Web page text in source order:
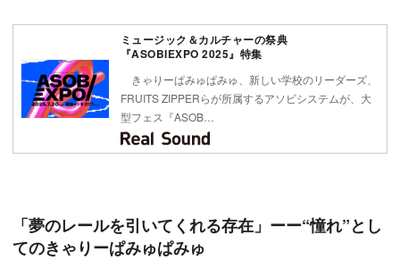
ミュージック＆カルチャーの祭典
『ASOBIEXPO 2025』特集
きゃりーぱみゅぱみゅ、新しい学校のリーダーズ、
FRUITS ZIPPERらが所属するアソビシステムが、大
型フェス『ASOB…
「夢のレールを引いてくれる存在」ーー“憧れ”とし
てのきゃりーぱみゅぱみゅ